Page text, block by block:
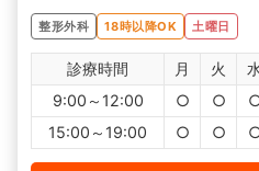
整形外科 18時以降OK 土曜日
診療時間 月 火
9:00～12:00
○ ○
15:00～19:00
○ ○